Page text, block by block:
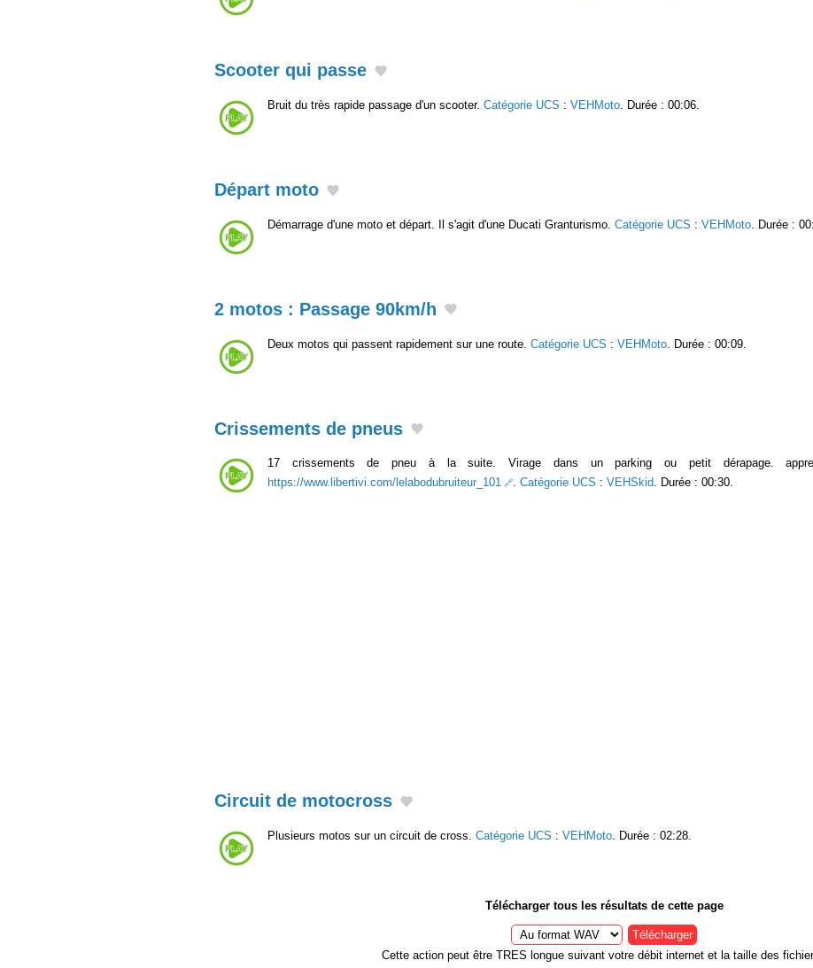
Scooter qui passe
Bruit du très rapide passage d'un scooter. Catégorie UCS : VEHMoto . Durée : 00:06.
Départ moto
Démarrage d'une moto et départ. Il s'agit d'une Ducati Granturismo. Catégorie UCS : VEHMoto . Durée :
2 motos : Passage 90km/h
Deux motos qui passent rapidement sur une route. Catégorie UCS : VEHMoto . Durée : 00:09.
Crissements de pneus
17 crissements de pneu à la suite. Virage dans un parking ou petit dérapage.
https://www.libertivi.com/lelabodubruiteur_101
. Catégorie UCS : VEHSkid. Durée : 00:30.
Circuit de motocross
Plusieurs motos sur un circuit de cross. Catégorie UCS : VEHMoto. Durée : 02:28.
Télécharger tous les résultats de cette page
Télécharger
Cette action peut être TRES longue suivant votre débit internet et la taille des